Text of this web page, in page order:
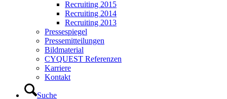
Recruiting 2015
Recruiting 2014
Recruiting 2013
Pressespiegel
Pressemitteilungen
Bildmaterial
CYQUEST Referenzen
Karriere
Kontakt
Suche